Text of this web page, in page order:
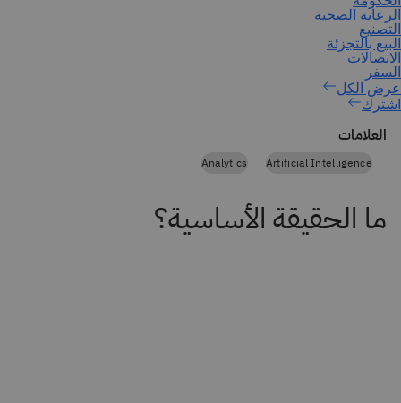
اشترك
العلامات
Artificial Intelligence
Analytics
ما الحقيقة الأساسية؟